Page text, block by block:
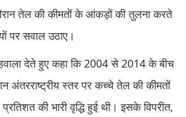
तेल की कीमतों के आंकड़ों की तुलना करते
पर सवाल उठाए।
देते हुए कहा कि 2004 से 2014 के बीच
अंतरराष्ट्रीय स्तर पर कच्चे तेल की कीमतों
की भारी वृद्धि हुई थी। इसके विपरीत,